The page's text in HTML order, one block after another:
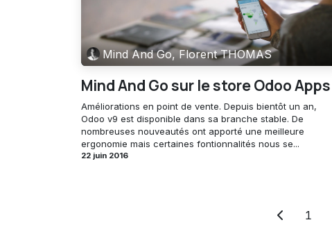
Mind And Go, Florent THOMAS
Mind And Go sur le store Odoo Apps
Améliorations en point de vente. Depuis bientôt un an,
Odoo v9 est disponible dans sa branche stable. De
nombreuses nouveautés ont apporté une meilleure
ergonomie mais certaines fontionnalités nous se...
22 juin 2016
1